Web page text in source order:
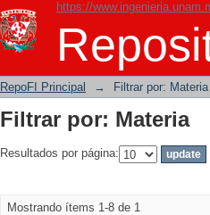
https://
Filtrar por: Materia
RepoFI Principal → Filtrar por: Materia
Filtrar por: Materia
Resultados por página:
Mostrando ítems 1-8 de 1